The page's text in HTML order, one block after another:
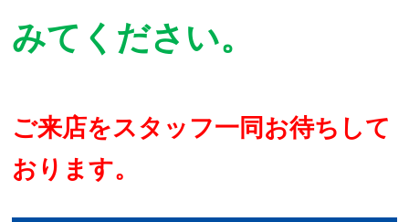
みてください。
ご来店をスタッフ一同お待ちして
おります。